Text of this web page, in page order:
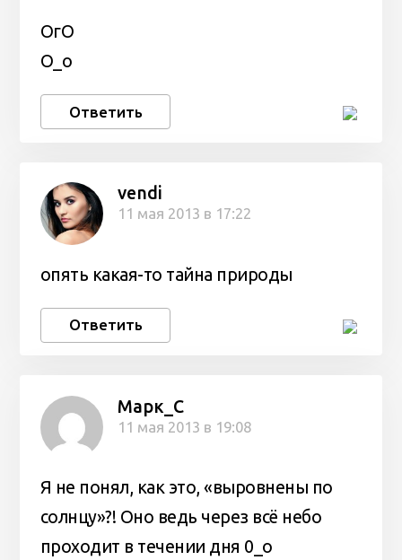
ОгО
О_о
Ответить
vendi
11 мая 2013 в 17:22
опять какая-то тайна природы
Ответить
Марк_С
11 мая 2013 в 19:08
Я не понял, как это, «выровнены по
солнцу»?! Оно ведь через всё небо
проходит в течении дня 0_о